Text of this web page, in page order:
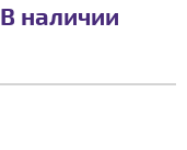
В наличии